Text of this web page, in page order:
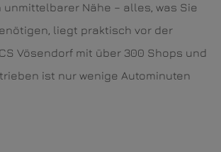
Nähe – alles, was Sie
liegt praktisch vor der
Vösendorf mit über 300 Shops und
ist nur wenige Autominuten